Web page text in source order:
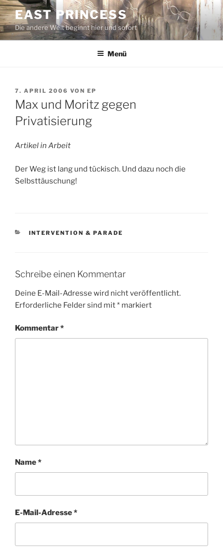
Zum
Inhalt
springen
EAST PRINCESS
Die andere Welt beginnt hier und sofort
Menü
VERÖFFENTLICHT
AM
7. APRIL 2006 VON EP
Max und Moritz gegen
Privatisierung
Artikel in Arbeit
Der Weg ist lang und tückisch. Und dazu noch die
Selbsttäuschung!
KATEGORIEN
INTERVENTION & PARADE
Schreibe einen Kommentar
Deine E-Mail-Adresse wird nicht veröffentlicht.
Erforderliche Felder sind mit* markiert
Kommentar*
Name*
E-Mail-Adresse*